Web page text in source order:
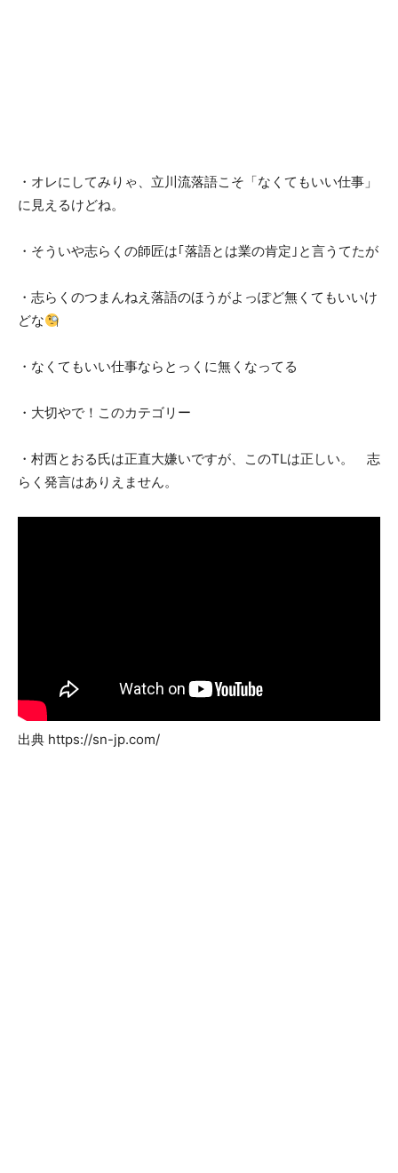
・オレにしてみりゃ、立川流落語こそ「なくてもいい仕事」
に見えるけどね。
・そういや志らくの師匠は｢落語とは業の肯定｣と言うてたが
・志らくのつまんねえ落語のほうがよっぽど無くてもいいけ
どな
・なくてもいい仕事ならとっくに無くなってる
・大切やで！このカテゴリー
・村西とおる氏は正直大嫌いですが、このTLは正しい。 志
らく発言はありえません。
出典 https://sn-jp.com/